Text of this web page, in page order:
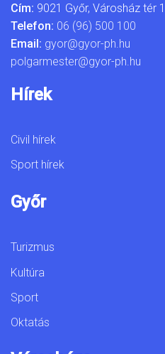
Cím: 9021 Győr, Városház tér 1.
Telefon: 06 (96) 500 100
Email: gyor@gyor-ph.hu
polgarmester@gyor-ph.hu
Hírek
Civil hírek
Sport hírek
Győr
Turizmus
Kultúra
Sport
Oktatás